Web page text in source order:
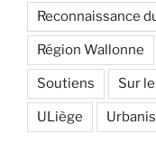
Reconnaissance
Région Wallonne
Soutiens Sur
ULiège